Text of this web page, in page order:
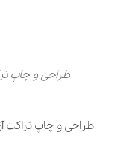
طراحی و چاپ
طراحی و چاپ تراکت